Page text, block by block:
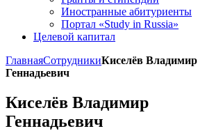
Иностранные абитуриенты
Портал «Study in Russia»
Целевой капитал
ГлавнаяСотрудникиКиселёв Владимир
Геннадьевич
Киселёв Владимир
Геннадьевич